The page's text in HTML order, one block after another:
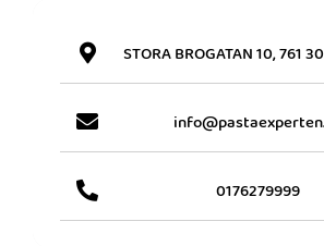
STORA BROGATAN 10, 761
0176279999